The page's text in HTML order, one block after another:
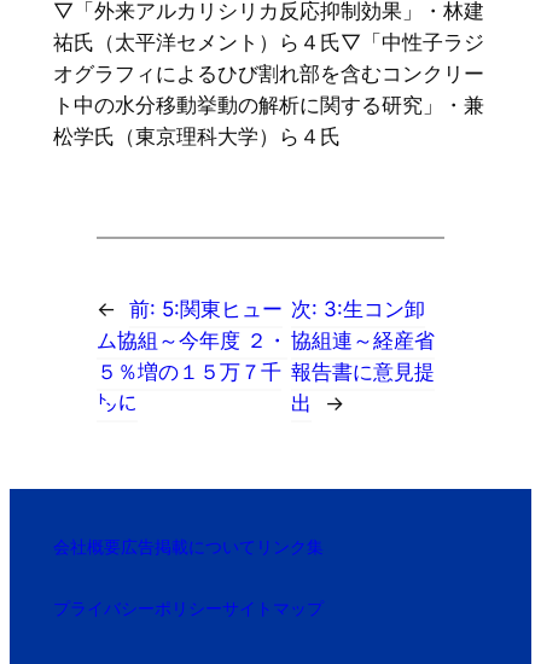
▽「外来アルカリシリカ反応抑制効果」・林建
祐氏（太平洋セメント）ら４氏▽「中性子ラジ
オグラフィによるひび割れ部を含むコンクリー
ト中の水分移動挙動の解析に関する研究」・兼
松学氏（東京理科大学）ら４氏
← 前: 5:関東ヒュー
ム協組～今年度 ２・
５％増の１５万７千
㌧に
次: 3:生コン卸
協組連～経産省
報告書に意見提
出
→
会社概要広告掲載について リンク集
プライバシーポリシーサイトマップ